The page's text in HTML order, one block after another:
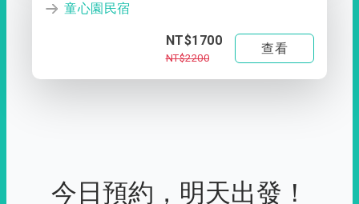
童心園民宿
NT$1700
NT$2200
查看
今日預約，明天出發！